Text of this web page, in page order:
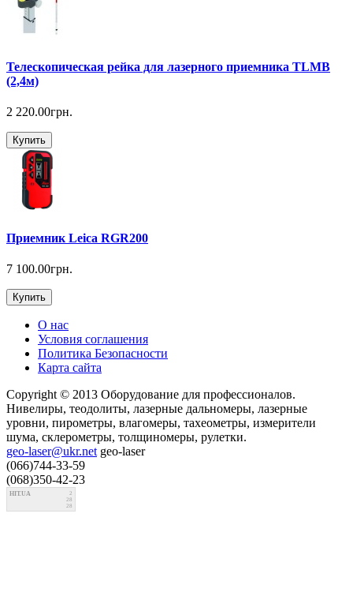
Телескопическая рейка для лазерного приемника TLMB
(2,4м)
2 220.00грн.
Купить
Приемник Leica RGR200
7 100.00грн.
Купить
О нас
Условия соглашения
Политика Безопасности
Карта сайта
Copyright © 2013 Оборудование для профессионалов.
Нивелиры, теодолиты, лазерные дальномеры, лазерные
уровни, пирометры, влагомеры, тахеометры, измерители
шума, склерометры, толщиномеры, рулетки.
geo-laser@ukr.net geo-laser
(066)744-33-59
(068)350-42-23
HIT.UA
2
28
28